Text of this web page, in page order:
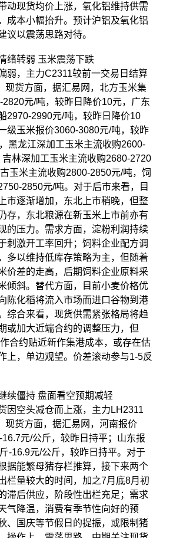
动现货均价上涨，氧化铝维持供需
成本小幅抬升。预计沪铝及氧化铝
议以震荡思路对待。
绪转弱 玉米震荡下跌
弱，主力C2311较前一交易日结算
现货方面，据汇易网，北方玉米集
2820元/吨，较昨日降价10元，广东
2970-2990元/吨，较昨日降价10
级玉米报价3060-3080元/吨，较昨
黑龙江深加工玉米主流收购2600-
吉林深加工玉米主流收购2680-2720
玉米主流收购2800-2850元/吨，饲
2850元/吨。对于后市来看，目
市逐渐增加，东北上市稍晚，但整
存，东北粮源在新玉米上市前亦有
的压力。需求方面，淀粉利润持续
刺激开工率回升；饲料企业配方调
多以维持低库存策略为主，但随着
价差的走高，后期饲料企业原料采
倾斜。替代方面，目前小麦价格优
陈化稻将流入市场而进口谷物到港
综合来看，现货供需紧张格局将趋
或加大近端合约的调整压力，但
合约贴近新作集港成本，或存在估
上，单边观望。价差滚动参与1-5反
续僵持 盘面看空预期减轻
因空头减仓而上涨，主力LH2311
现货方面，据汇易网，河南报价
16.7元/公斤，较昨日持平；山东报
-16.9元/公斤，较昨日持平。对于
据能繁母猪存栏推算，接下来两个
栏量较大的时间，加之7月底8月初
滞后供应，阶段性出栏充足；需求
气降温，消费有季节性向好的预
、国庆等节假日的提振，或限制猪